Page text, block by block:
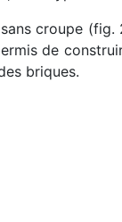
croupe
de
briques.